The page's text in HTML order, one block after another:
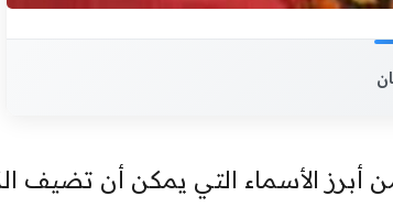
الأسماء التي يمكن أن تضيف